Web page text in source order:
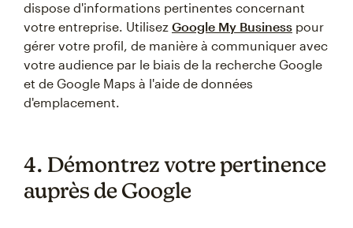
dispose d'informations pertinentes concernant
votre entreprise. Utilisez Google My Business pour
gérer votre profil, de manière à communiquer avec
votre audience par le biais de la recherche Google
et de Google Maps à l'aide de données
d'emplacement.
4. Démontrez votre pertinence
auprès de Google